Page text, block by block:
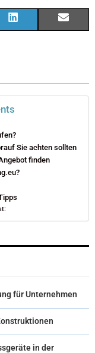
K
I
I
Sie achten sollten
finden
für Unternehmen
in der